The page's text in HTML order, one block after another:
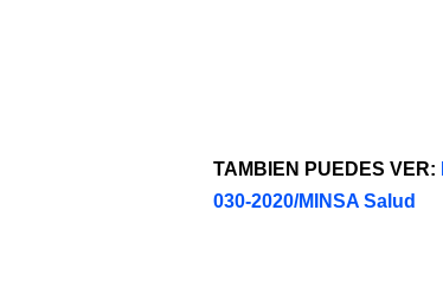
TAMBIEN PUEDES VER:
030-2020/MINSA Salud